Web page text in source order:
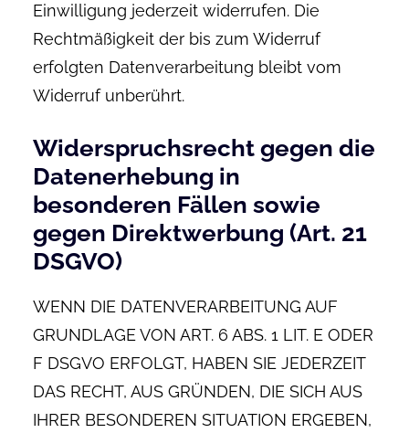
Einwilligung jederzeit widerrufen. Die
Rechtmäßigkeit der bis zum Widerruf
erfolgten Datenverarbeitung bleibt vom
Widerruf unberührt.
Widerspruchsrecht gegen die
Datenerhebung in
besonderen Fällen sowie
gegen Direktwerbung (Art. 21
DSGVO)
WENN DIE DATENVERARBEITUNG AUF
GRUNDLAGE VON ART. 6 ABS. 1 LIT. E ODER
F DSGVO ERFOLGT, HABEN SIE JEDERZEIT
DAS RECHT, AUS GRÜNDEN, DIE SICH AUS
IHRER BESONDEREN SITUATION ERGEBEN,